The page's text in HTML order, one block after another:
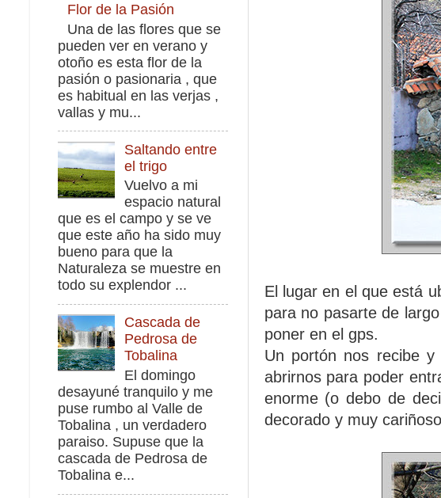
El lugar en el que está
para no pasarte de
poner en el gps.
Un portón nos recibe
abrirnos para poder
enorme (o debo de
decorado y muy
Flor de la Pasión
Una de las flores que se
pueden ver en verano y
otoño es esta flor de la
pasión o pasionaria , que
es habitual en las verjas ,
vallas y mu...
Saltando entre
el trigo
Vuelvo a mi
espacio natural
que es el campo y se ve
que este año ha sido muy
bueno para que la
Naturaleza se muestre en
todo su explendor ...
Cascada de
Pedrosa de
Tobalina
El domingo
desayuné tranquilo y me
puse rumbo al Valle de
Tobalina , un verdadero
paraiso. Supuse que la
cascada de Pedrosa de
Tobalina e...